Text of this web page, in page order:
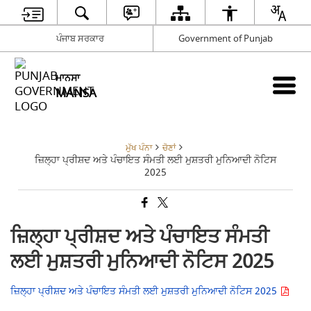
ਪੰਜਾਬ ਸਰਕਾਰ Government of Punjab
ਮਾਨਸਾ
MANSA
ਮੁੱਖ ਪੰਨਾ ਚੋਣਾਂ
ਜ਼ਿਲ੍ਹਾ ਪ੍ਰੀਸ਼ਦ ਅਤੇ ਪੰਚਾਇਤ ਸੰਮਤੀ ਲਈ ਮੁਸ਼ਤਰੀ ਮੁਨਿਆਦੀ ਨੋਟਿਸ
2025
ਜ਼ਿਲ੍ਹਾ ਪ੍ਰੀਸ਼ਦ ਅਤੇ ਪੰਚਾਇਤ ਸੰਮਤੀ
ਲਈ ਮੁਸ਼ਤਰੀ ਮੁਨਿਆਦੀ ਨੋਟਿਸ 2025
ਜ਼ਿਲ੍ਹਾ ਪ੍ਰੀਸ਼ਦ ਅਤੇ ਪੰਚਾਇਤ ਸੰਮਤੀ ਲਈ ਮੁਸ਼ਤਰੀ ਮੁਨਿਆਦੀ ਨੋਟਿਸ 2025